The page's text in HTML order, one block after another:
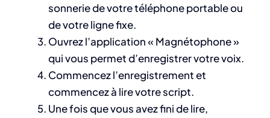
sonnerie de votre téléphone portable ou
de votre ligne fixe.
Ouvrez l’application « Magnétophone »
qui vous permet d’enregistrer votre voix.
Commencez l’enregistrement et
commencez à lire votre script.
Une fois que vous avez fini de lire,